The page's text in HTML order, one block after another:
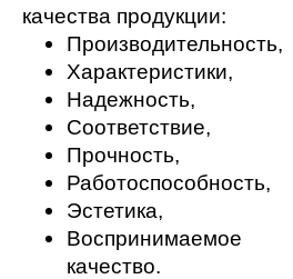
качества продукции:
Производительность,
Характеристики,
Надежность,
Соответствие,
Прочность,
Работоспособность,
Эстетика,
Воспринимаемое
качество.